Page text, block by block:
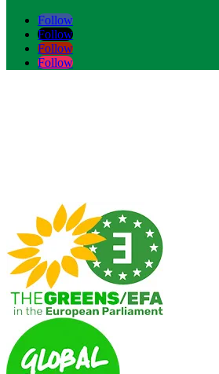
Follow
Follow
Follow
Follow